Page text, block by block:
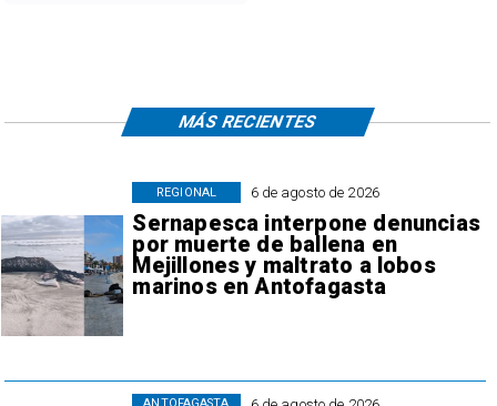
6 de agosto de 2026
Sernapesca interpone denuncias
por muerte de ballena en
Mejillones y maltrato a lobos
marinos en Antofagasta
REGIONAL
MÁS RECIENTES